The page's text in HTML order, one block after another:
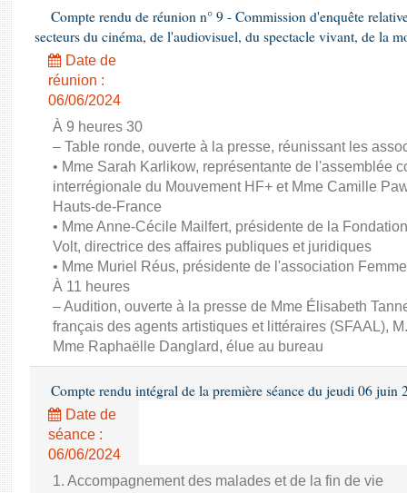
Compte rendu de réunion n° 9 - Commission d'enquête
secteurs du cinéma, de l'audiovisuel, du spectacle vivant, de la
Date de
réunion :
06/06/2024
À 9 heures 30
– Table ronde, ouverte à la presse, réunissant les
• Mme Sarah Karlikow, représentante de l'assemblée
interrégionale du Mouvement HF+ et Mme Camille
Hauts-de-France
• Mme Anne-Cécile Mailfert, présidente de la
Volt, directrice des affaires publiques et juridiques
• Mme Muriel Réus, présidente de l'association
À 11 heures
– Audition, ouverte à la presse de Mme Élisabeth
français des agents artistiques et littéraires (SFAAL),
Mme Raphaëlle Danglard, élue au bureau
Compte rendu intégral de la première séance du jeudi 06 juin
Date de
séance :
06/06/2024
1. Accompagnement des malades et de la fin de vie